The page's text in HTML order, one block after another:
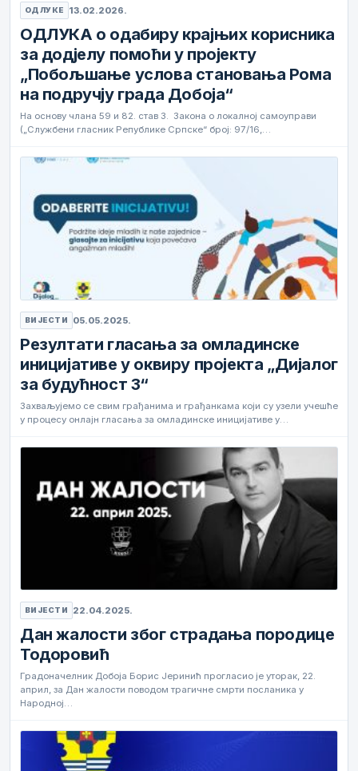
ОДЛУКЕ 13.02.2026.
ОДЛУКА о одабиру крајњих корисника
за додјелу помоћи у пројекту
„Побољшање услова становања Рома
на подручју града Добоја“
На основу члана 59 и 82. став 3. Закона о локалној самоуправи
(„Службени гласник Републике Српске“ број: 97/16,…
ВИЈЕСТИ 05.05.2025.
Резултати гласања за омладинске
иницијативе у оквиру пројекта „Дијалог
за будућност 3“
Захваљујемо се свим грађанима и грађанкама који су узели учешће
у процесу онлајн гласања за омладинске иницијативе у…
ВИЈЕСТИ 22.04.2025.
Дан жалости због страдања породице
Тодоровић
Градоначелник Добоја Борис Јеринић прогласио је уторак, 22.
април, за Дан жалости поводом трагичне смрти посланика у
Народној…